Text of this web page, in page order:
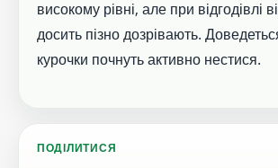
високому рівні, але при
досить пізно дозрівають.
курочки почнуть активно нестися.
ПОДІЛИТИСЯ